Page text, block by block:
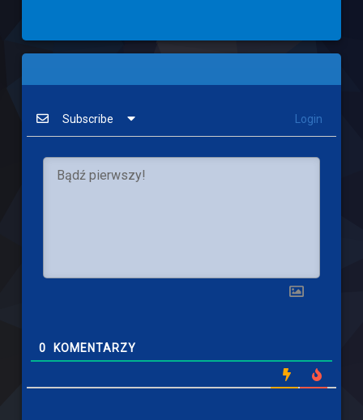
Subscribe Login
0 KOMENTARZY